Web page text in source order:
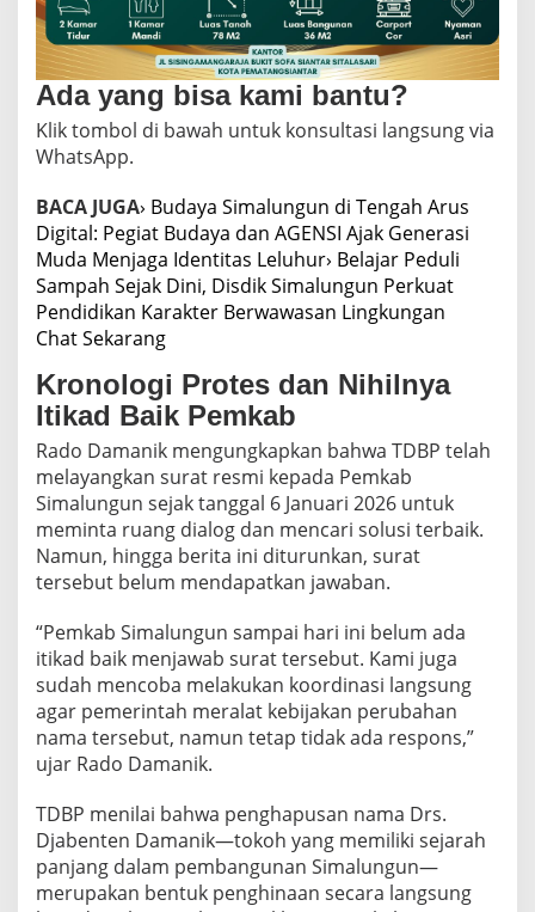
Ada yang bisa kami bantu?
Klik tombol di bawah untuk konsultasi langsung via
WhatsApp.
BACA JUGA› Budaya Simalungun di Tengah Arus
Digital: Pegiat Budaya dan AGENSI Ajak Generasi
Muda Menjaga Identitas Leluhur› Belajar Peduli
Sampah Sejak Dini, Disdik Simalungun Perkuat
Pendidikan Karakter Berwawasan Lingkungan
Chat Sekarang
Kronologi Protes dan Nihilnya
Itikad Baik Pemkab
Rado Damanik mengungkapkan bahwa TDBP telah
melayangkan surat resmi kepada Pemkab
Simalungun sejak tanggal 6 Januari 2026 untuk
meminta ruang dialog dan mencari solusi terbaik.
Namun, hingga berita ini diturunkan, surat
tersebut belum mendapatkan jawaban.
“Pemkab Simalungun sampai hari ini belum ada
itikad baik menjawab surat tersebut. Kami juga
sudah mencoba melakukan koordinasi langsung
agar pemerintah meralat kebijakan perubahan
nama tersebut, namun tetap tidak ada respons,”
ujar Rado Damanik.
TDBP menilai bahwa penghapusan nama Drs.
Djabenten Damanik—tokoh yang memiliki sejarah
panjang dalam pembangunan Simalungun—
merupakan bentuk penghinaan secara langsung